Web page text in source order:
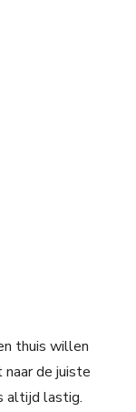
thuis willen
de juiste
altijd lastig.